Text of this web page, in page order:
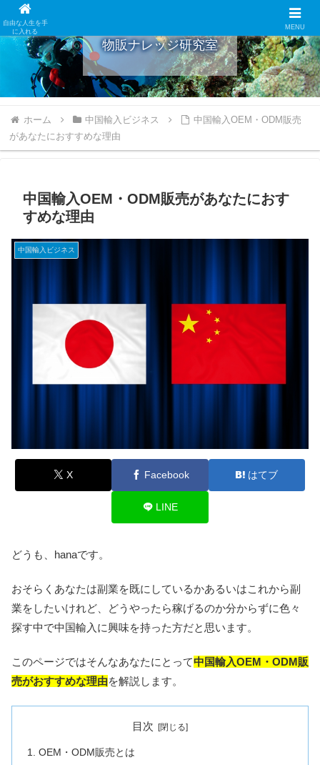
物販ナレッジ研究室
ホーム 中国輸入ビジネス
中国輸入OEM・ODM販売
があなたにおすすめな理由
中国輸入OEM・ODM販売があなたにおす
すめな理由
中国輸入ビジネス
X Facebook はてブ
LINE
どうも、hanaです。
おそらくあなたは副業を既にしているかあるいはこれから副
業をしたいけれど、どうやったら稼げるのか分からずに色々
探す中で中国輸入に興味を持った方だと思います。
このページではそんなあなたにとって中国輸入OEM・ODM販
売がおすすめな理由を解説します。
目次
OEM・ODM販売とは
自由な人生を手
に入れる
MENU